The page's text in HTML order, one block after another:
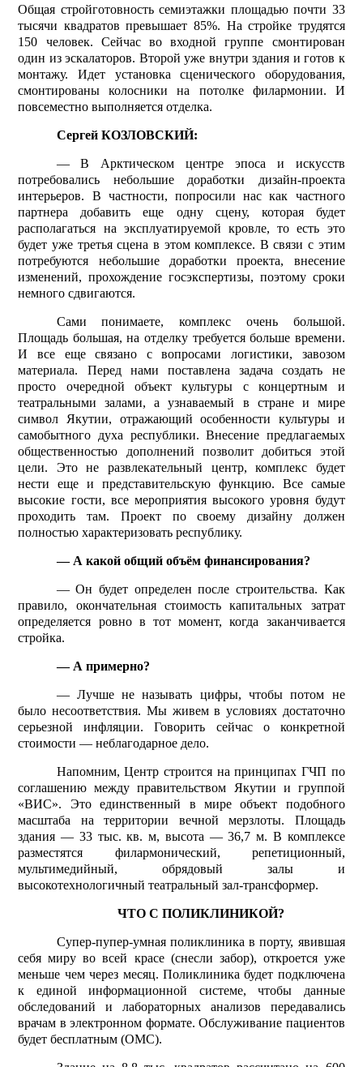
Общая стройготовность семиэтажки площадью почти 33
тысячи квадратов превышает 85%. На стройке трудятся
150 человек. Сейчас во входной группе смонтирован
один из эскалаторов. Второй уже внутри здания и готов к
монтажу. Идет установка сценического оборудования,
смонтированы колосники на потолке филармонии. И
повсеместно выполняется отделка.
Сергей КОЗЛОВСКИЙ:
— В Арктическом центре эпоса и искусств
потребовались небольшие доработки дизайн-проекта
интерьеров. В частности, попросили нас как частного
партнера добавить еще одну сцену, которая будет
располагаться на эксплуатируемой кровле, то есть это
будет уже третья сцена в этом комплексе. В связи с этим
потребуются небольшие доработки проекта, внесение
изменений, прохождение госэкспертизы, поэтому сроки
немного сдвигаются.
Сами понимаете, комплекс очень большой.
Площадь большая, на отделку требуется больше времени.
И все еще связано с вопросами логистики, завозом
материала. Перед нами поставлена задача создать не
просто очередной объект культуры с концертным и
театральными залами, а узнаваемый в стране и мире
символ Якутии, отражающий особенности культуры и
самобытного духа рес­публики. Внесение предлагаемых
общественностью дополнений позволит добиться этой
цели. Это не развлекательный центр, комплекс будет
нести еще и представительскую функ­цию. Все самые
высокие гости, все мероприятия высокого уровня будут
проходить там. Проект по своему дизайну должен
полностью характеризовать республику.
— А какой общий объём финансирования?
— Он будет определен после строительства. Как
правило, окончательная стоимость капитальных затрат
определяется ровно в тот момент, когда заканчивается
стройка.
— А примерно?
— Лучше не называть цифры, чтобы потом не
было несоответствия. Мы живем в условиях достаточно
серьезной инфляции. Говорить сейчас о конкретной
стоимости — неблагодарное дело.
Напомним, Центр строится на принципах ГЧП по
соглашению между правительством Якутии и группой
«ВИС». Это единственный в мире объект подобного
масштаба на территории вечной мерзлоты. Площадь
здания — 33 тыс. кв. м, высота — 36,7 м. В комплексе
разместятся филармонический, репетиционный,
мультимедийный, обрядовый залы и
высокотехнологичный театральный зал-трансформер.
ЧТО С ПОЛИКЛИНИКОЙ?
Супер-пупер-умная поликлиника в порту, явившая
себя миру во всей красе (снесли забор), откроется уже
меньше чем через месяц. Поликлиника будет подключена
к единой информационной системе, чтобы данные
обследований и лабораторных анализов передавались
врачам в электронном формате. Обслуживание пациентов
будет бесплатным (ОМС).